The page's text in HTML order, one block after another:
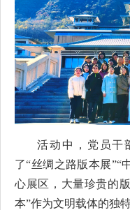
活动中，党员干
了“丝绸之路版本展”“
心展区，大量珍贵的
本”作为文明载体的独